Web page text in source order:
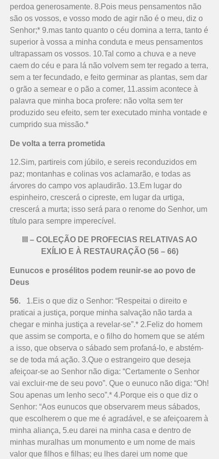
perdoa generosamente. 8.Pois meus pensamentos não
são os vossos, e vosso modo de agir não é o meu, diz o
Senhor;* 9.mas tanto quanto o céu domina a terra, tanto é
superior à vossa a minha conduta e meus pensamentos
ultrapassam os vossos. 10.Tal como a chuva e a neve
caem do céu e para lá não volvem sem ter regado a terra,
sem a ter fecundado, e feito germinar as plantas, sem dar
o grão a semear e o pão a comer, 11.assim acontece à
palavra que minha boca profere: não volta sem ter
produzido seu efeito, sem ter executado minha vontade e
cumprido sua missão.*
De volta a terra prometida
12.Sim, partireis com júbilo, e sereis reconduzidos em
paz; montanhas e colinas vos aclamarão, e todas as
árvores do campo vos aplaudirão. 13.Em lugar do
espinheiro, crescerá o cipreste, em lugar da urtiga,
crescerá a murta; isso será para o renome do Senhor, um
título para sempre imperecível.
III – COLEÇÃO DE PROFECIAS RELATIVAS AO
EXÍLIO E À RESTAURAÇÃO (56 – 66)
Eunucos e prosélitos podem reunir-se ao povo de
Deus
56. 1.Eis o que diz o Senhor: “Respeitai o direito e
praticai a justiça, porque minha salvação não tarda a
chegar e minha justiça a revelar-se”.* 2.Feliz do homem
que assim se comporta, e o filho do homem que se atém
a isso, que observa o sábado sem profaná-lo, e abstém-
se de toda má ação. 3.Que o estrangeiro que deseja
afeiçoar-se ao Senhor não diga: “Certamente o Senhor
vai excluir-me de seu povo”. Que o eunuco não diga: “Oh!
Sou apenas um lenho seco”.* 4.Porque eis o que diz o
Senhor: “Aos eunucos que observarem meus sábados,
que escolherem o que me é agradável, e se afeiçoarem à
minha aliança, 5.eu darei na minha casa e dentro de
minhas muralhas um monumento e um nome de mais
valor que filhos e filhas; eu lhes darei um nome que